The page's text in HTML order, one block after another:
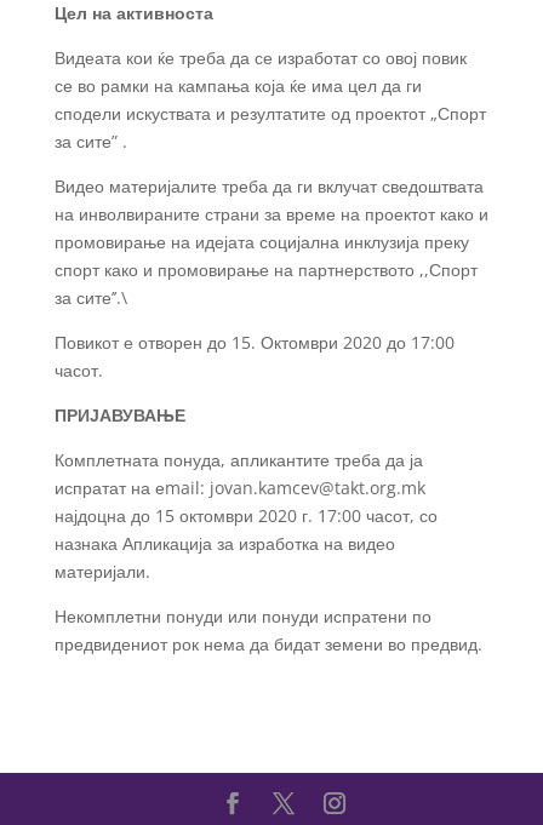
Цел на активноста
Видеата кои ќе треба да се изработат со овој повик
се во рамки на кампања која ќе има цел да ги
сподели искуствата и резултатите од проектот „Спорт
за сите” .
Видео материјалите треба да ги вклучат сведоштвата
на инволвираните страни за време на проектот како и
промовирање на идејата социјална инклузија преку
спорт како и промовирање на партнерството ,,Спорт
за сите’’.\
Повикот е отворен до 15. Октомври 2020 до 17:00
часот.
ПРИЈАВУВАЊЕ
Комплетната понуда, апликантите треба да ја
испратат на еmail: jovan.kamcev@takt.org.mk
најдоцна до 15 октомври 2020 г. 17:00 часот, со
назнака Апликација за изработка на видео
материјали.
Некомплетни понуди или понуди испратени по
предвидениот рок нема да бидат земени во предвид.